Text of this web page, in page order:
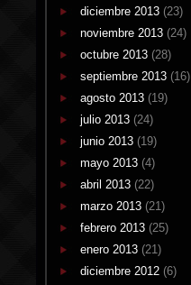
diciembre 2013 (23)
noviembre 2013 (24)
octubre 2013 (28)
septiembre 2013 (16)
agosto 2013 (19)
julio 2013 (24)
junio 2013 (19)
mayo 2013 (4)
abril 2013 (22)
marzo 2013 (21)
febrero 2013 (25)
enero 2013 (21)
diciembre 2012 (6)